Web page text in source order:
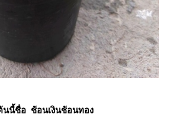
นนี้ชื่อ ช้อนเงินช้อนทอง